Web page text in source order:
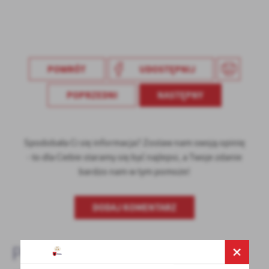
POWRÓT UDOSTĘPNIJ
POPRZEDNI NASTĘPNY
Spodobała Ci się informacja? Zostaw nam swoją opinię
- to dla Ciebie staramy się być najlepsi, a Twoje zdanie
bardzo nam w tym pomoże!
DODAJ KOMENTARZ
Pozostałe